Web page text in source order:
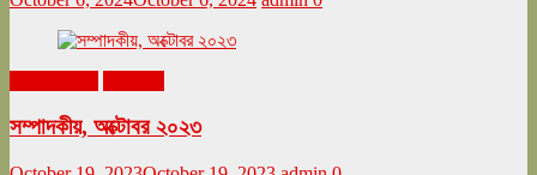
সম্পাদকীয়, অক্টোবর ২০২৩